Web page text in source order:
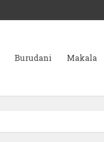
Burudani Makala